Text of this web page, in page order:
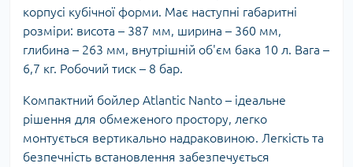
корпусі кубічної форми. Має наступні габаритні
розміри: висота – 387 мм, ширина – 360 мм,
глибина – 263 мм, внутрішній об'єм бака 10 л. Вага –
6,7 кг. Робочий тиск – 8 бар.
Компактний бойлер Atlantic Nanto – ідеальне
рішення для обмеженого простору, легко
монтується вертикально надраковиною. Легкість та
безпечність встановлення забезпечується